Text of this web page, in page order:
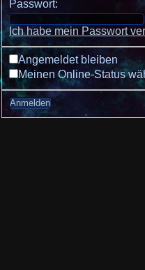
Passwort:
Ich habe mein Passwort
Angemeldet bleiben
Meinen Online-Status